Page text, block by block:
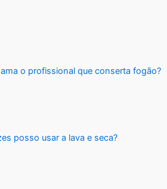
o profissional que conserta fogão?
posso usar a lava e seca?